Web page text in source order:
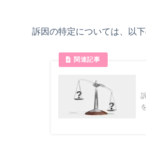
訴因の特定については、以